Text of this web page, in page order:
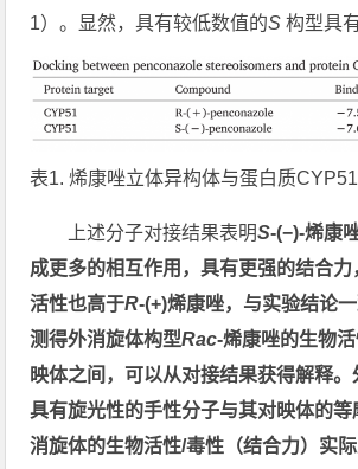
1）。显然，具有较低数值的S构型具
表1. 烯康唑立体异构体与蛋白质CYP51
上述分子对接结果表明S-(−)-烯康
成更多的相互作用，具有更强的结合
活性也高于R-(+)烯康唑，与实验结论
测得外消旋体构型Rac-烯康唑的生物
映体之间，可以从对接结果获得解释
具有旋光性的手性分子与其对映体的
消旋体的生物活性/毒性（结合力）实